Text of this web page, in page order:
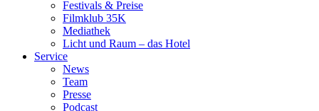
Fes­ti­vals & Prei­se
Film­klub 35K
Media­thek
Licht und Raum – das Hotel
Ser­vice
News
Team
Pres­se
Pod­cast